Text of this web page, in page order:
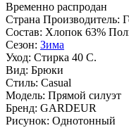
Временно распродан
Страна Производитель:
Состав: Хлопок 63%
Сезон: Зима
Уход: Стирка 40 С.
Вид: Брюки
Стиль: Casual
Модель: Прямой силуэт
Бренд: GARDEUR
Рисунок: Однотонный